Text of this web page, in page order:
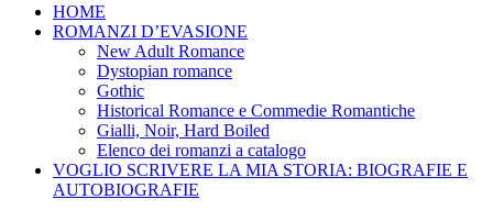
HOME
ROMANZI D’EVASIONE
New Adult Romance
Dystopian romance
Gothic
Historical Romance e Commedie Romantiche
Gialli, Noir, Hard Boiled
Elenco dei romanzi a catalogo
VOGLIO SCRIVERE LA MIA STORIA: BIOGRAFIE E
AUTOBIOGRAFIE